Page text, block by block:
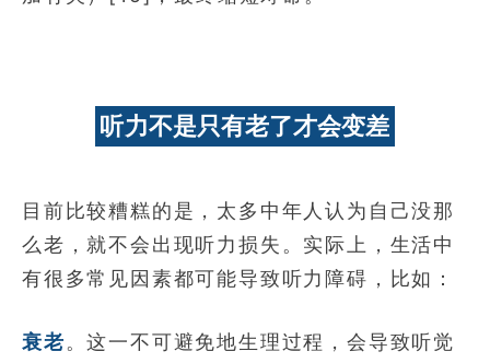
听力不是只有老了才会变差
目前比较糟糕的是，太多中年人认为自己没那
么老，就不会出现听力损失。实际上，生活中
有很多常见因素都可能导致听力障碍，比如：
衰老。这一不可避免地生理过程，会导致听觉